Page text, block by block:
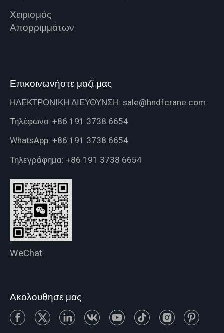
Χειρισμός
Απορριμμάτων
Επικοινωνήστε μαζί μας
ΗΛΕΚΤΡΟΝΙΚΗ ΔΙΕΥΘΥΝΣΗ: sale@hndfcrane.com
Τηλέφωνο: +86 191 3738 6654
WhatsApp: +86 191 3738 6654
Τηλεγράφημα: +86 191 3738 6654
WeChat
Ακολουθησε μας